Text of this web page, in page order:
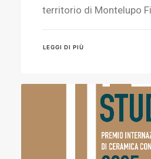
territorio di Montelupo
LEGGI DI PIÙ